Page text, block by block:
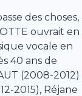
des choses,
ouvrait en
vocale en
40 ans de
(2008-2012)
2015), Réjane